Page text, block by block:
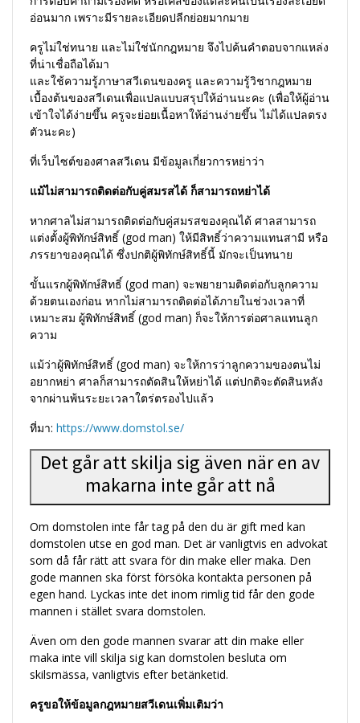
อ่อนมาก เพราะมีรายละเอียดปลีกย่อยมากมาย
ครูไม่ใช่ทนาย และไม่ใช่นักกฎหมาย จึงไปค้นคำตอบจากแหล่ง
ที่น่าเชื่อถือได้มา
และใช้ความรู้ภาษาสวีเดนของครู และความรู้วิชากฎหมาย
เบื้องต้นของสวีเดนเพื่อแปลแบบสรุปให้อ่านนะคะ (เพื่อให้ผู้อ่าน
เข้าใจได้ง่ายขึ้น ครูจะย่อยเนื้อหาให้อ่านง่ายขึ้น ไม่ได้แปลตรง
ตัวนะคะ)
ที่เว็บไซต์ของศาลสวีเดน มีข้อมูลเกี่ยวการหย่าว่า
แม้ไม่สามารถติดต่อกับคู่สมรสได้ ก็สามารถหย่าได้
หากศาลไม่สามารถติดต่อกับคู่สมรสของคุณได้ ศาลสามารถ
แต่งตั้งผู้พิทักษ์สิทธิ์ (god man) ให้มีสิทธิ์ว่าความแทนสามี หรือ
ภรรยาของคุณได้ ซึ่งปกติผู้พิทักษ์สิทธิ์นี้ มักจะเป็นทนาย
ขั้นแรกผู้พิทักษ์สิทธิ์ (god man) จะพยายามติดต่อกับลูกความ
ด้วยตนเองก่อน หากไม่สามารถติดต่อได้ภายในช่วงเวลาที่
เหมาะสม ผู้พิทักษ์สิทธิ์ (god man) ก็จะให้การต่อศาลแทนลูก
ความ
แม้ว่าผู้พิทักษ์สิทธิ์ (god man) จะให้การว่าลูกความของตนไม่
อยากหย่า ศาลก็สามารถตัดสินให้หย่าได้ แต่ปกติจะตัดสินหลัง
จากผ่านพ้นระยะเวลาใตร่ตรองไปแล้ว
ที่มา: https://www.domstol.se/
Det går att skilja sig även när en av
makarna inte går att nå
Om domstolen inte får tag på den du är gift med kan
domstolen utse en god man. Det är vanligtvis en advokat
som då får rätt att svara för din make eller maka. Den
gode mannen ska först försöka kontakta personen på
egen hand. Lyckas inte det inom rimlig tid får den gode
mannen i stället svara domstolen.
Även om den gode mannen svarar att din make eller
maka inte vill skilja sig kan domstolen besluta om
skilsmässa, vanligtvis efter betänketid.
ครูขอให้ข้อมูลกฎหมายสวีเดนเพิ่มเติมว่า